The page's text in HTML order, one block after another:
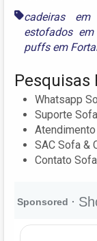
cadeiras em
estofados em
puffs em
Pesquisas
Whatsapp
Suporte
SAC Sofa &
Contato